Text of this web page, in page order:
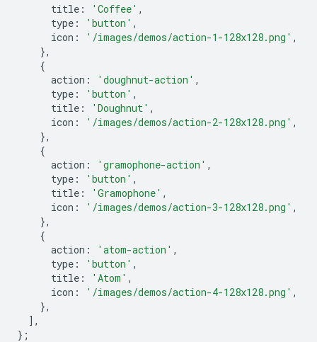
title : 'Coffee' ,
type : 'button' ,
icon : '/images/demos/action-1-128x128.png' ,
},
{
action : 'doughnut-action' ,
type : 'button' ,
title : 'Doughnut' ,
icon : '/images/demos/action-2-128x128.png' ,
},
{
action : 'gramophone-action' ,
type : 'button' ,
title : 'Gramophone' ,
icon : '/images/demos/action-3-128x128.png' ,
},
{
action : 'atom-action' ,
type : 'button' ,
title : 'Atom' ,
icon : '/images/demos/action-4-128x128.png' ,
},
],
};